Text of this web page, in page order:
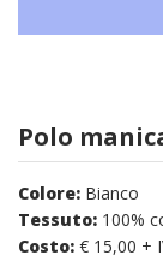
Polo
Colore: Bianco
Tessuto: 100%
Costo: € 15,00 +